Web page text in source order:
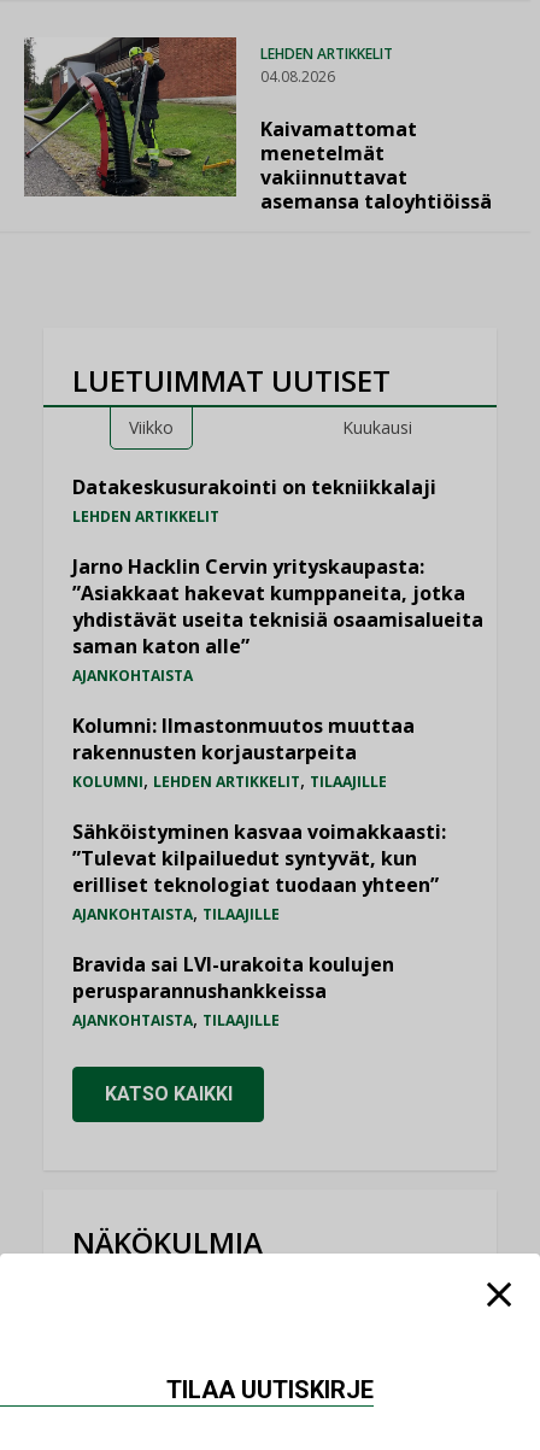
LEHDEN ARTIKKELIT
04.08.2026
Kaivamattomat
menetelmät
vakiinnuttavat
asemansa taloyhtiöissä
LUETUIMMAT UUTISET
Viikko Kuukausi
Datakeskusurakointi on tekniikkalaji
LEHDEN ARTIKKELIT
Jarno Hacklin Cervin yrityskaupasta:
”Asiakkaat hakevat kumppaneita, jotka
yhdistävät useita teknisiä osaamisalueita
saman katon alle”
AJANKOHTAISTA
Kolumni: Ilmastonmuutos muuttaa
rakennusten korjaustarpeita
KOLUMNI, LEHDEN ARTIKKELIT, TILAAJILLE
Sähköistyminen kasvaa voimakkaasti:
”Tulevat kilpailuedut syntyvät, kun
erilliset teknologiat tuodaan yhteen”
AJANKOHTAISTA, TILAAJILLE
Bravida sai LVI-urakoita koulujen
perusparannushankkeissa
AJANKOHTAISTA, TILAAJILLE
KATSO KAIKKI
NÄKÖKULMIA
Sähköistäminen säästää euroja
TILAA UUTISKIRJE